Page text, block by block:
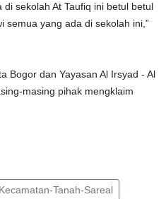
sekolah At Taufiq ini betul betul
semua yang ada di sekolah ini,”
Bogor dan Yayasan Al Irsyad - Al
masing pihak mengklaim
Kecamatan-Tanah-Sareal